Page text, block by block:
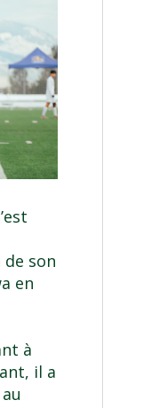
son
en
à
il a